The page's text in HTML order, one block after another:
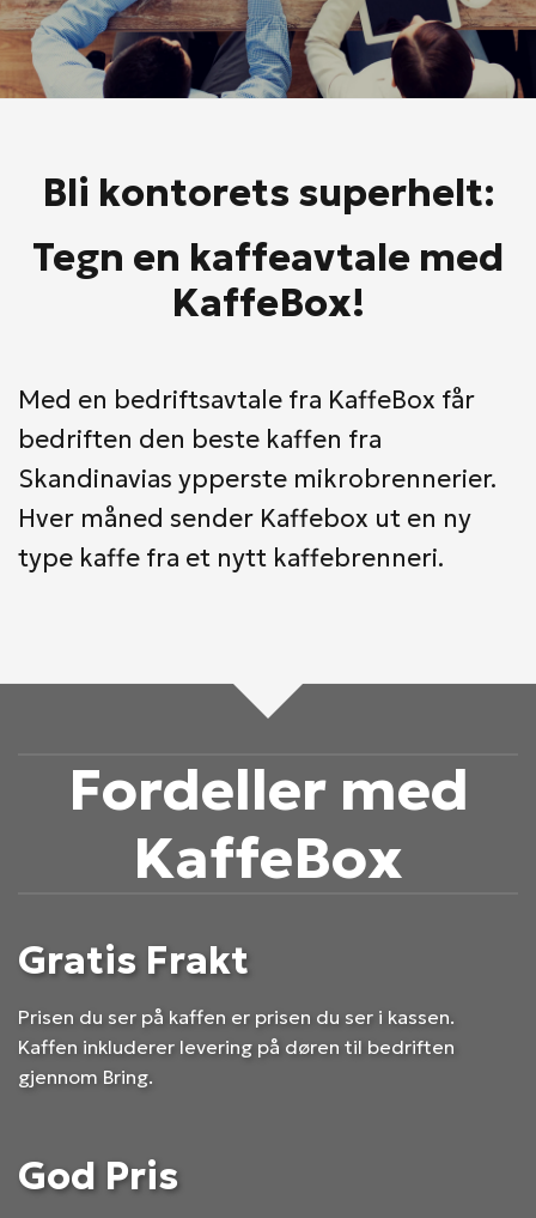
Bli kontorets superhelt:
Tegn en kaffeavtale med
KaffeBox!
Med en bedriftsavtale fra KaffeBox får
bedriften den beste kaffen fra
Skandinavias ypperste mikrobrennerier.
Hver måned sender Kaffebox ut en ny
type kaffe fra et nytt kaffebrenneri.
Fordeller med
KaffeBox
Gratis Frakt
Prisen du ser på kaffen er prisen du ser i kassen.
Kaffen inkluderer levering på døren til bedriften
gjennom Bring.
God Pris